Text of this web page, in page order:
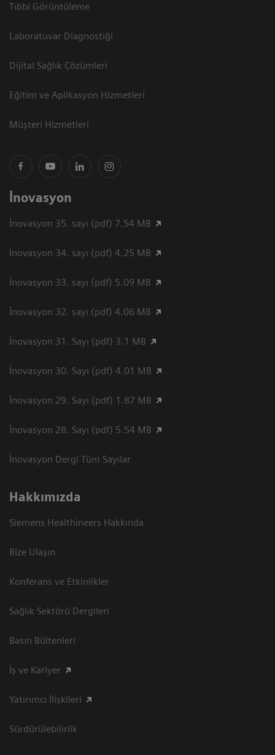
Tıbbi Görüntüleme
Laboratuvar Diagnostiği
Dijital Sağlık Çözümleri
Eğitim ve Aplikasyon Hizmetleri
Müşteri Hizmetleri
İnovasyon
İnovasyon 35. sayı (pdf) 7.54 MB
İnovasyon 34. sayı (pdf) 4.25 MB
İnovasyon 33. sayı (pdf) 5.09 MB
İnovasyon 32. sayı (pdf) 4.06 MB
İnovasyon 31. Sayı (pdf) 3.1 MB
İnovasyon 30. Sayı (pdf) 4.01 MB
İnovasyon 29. Sayı (pdf) 1.87 MB
İnovasyon 28. Sayı (pdf) 5.54 MB
İnovasyon Dergi Tüm Sayılar
Hakkımızda
Siemens Healthineers Hakkında
Bize Ulaşın
Konferans ve Etkinlikler
Sağlık Sektörü Dergileri
Basın Bültenleri
İş ve Kariyer
Yatırımcı İlişkileri
Sürdürülebilirlik